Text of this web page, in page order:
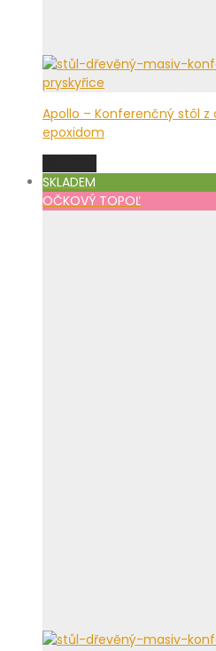
Apollo – Konferenčný stôl
epoxidom
SKLADEM
OČKOVÝ TOPOĽ